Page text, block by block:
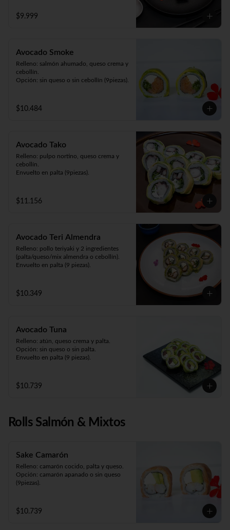
$9.999
Avocado Smoke
Relleno: salmón ahumado, queso crema y
cebollín.
Opción: sin queso o sin cebollín (9piezas).
$10.484
Avocado Tako
Relleno: pulpo nortino, queso crema y
cebollín.
Envuelto en palta (9piezas).
$11.156
Avocado Teri Almendra
Relleno: pollo teriyaki y 2 ingredientes
(palta/queso/mix almendra o cebollín).
Envuelto en palta (9 piezas).
$10.349
Avocado Tuna
Relleno: atún, queso crema y palta.
Opción: sin queso o sin palta.
Envuelto en palta (9 piezas).
$10.739
Rolls Salmón & Mixtos
Sake Camarón
Relleno: camarón cocido, palta y queso.
Opción: camarón apanado o sin queso
(9piezas).
$10.739